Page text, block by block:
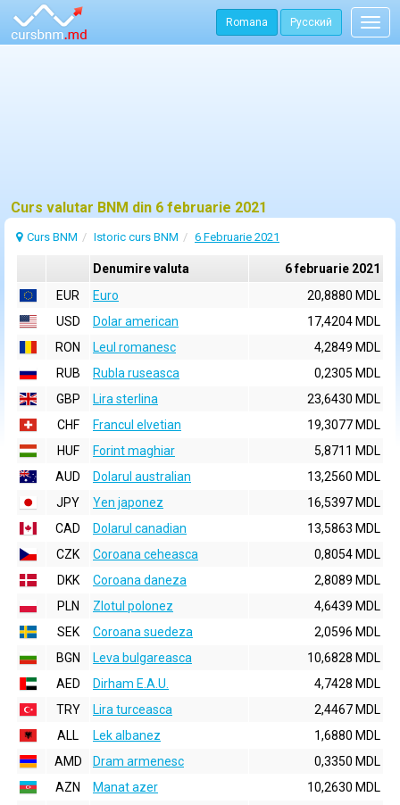
Romana Русский
Curs valutar BNM din 6 februarie 2021
Curs BNM Istoric curs BNM 6 Februarie 2021
Denumire valuta
6 februarie 2021
EUR
Euro
20,8880 MDL
USD
Dolar american
17,4204 MDL
RON
Leul romanesc
4,2849 MDL
RUB
Rubla ruseasca
0,2305 MDL
GBP
Lira sterlina
23,6430 MDL
CHF
Francul elvetian
19,3077 MDL
HUF
Forint maghiar
5,8711 MDL
AUD
Dolarul australian
13,2560 MDL
JPY
Yen japonez
16,5397 MDL
CAD
Dolarul canadian
13,5863 MDL
CZK
Coroana ceheasca
0,8054 MDL
DKK
Coroana daneza
2,8089 MDL
PLN
Zlotul polonez
4,6439 MDL
SEK
Coroana suedeza
2,0596 MDL
BGN
Leva bulgareasca
10,6828 MDL
AED
Dirham E.A.U.
4,7428 MDL
TRY
Lira turceasca
2,4467 MDL
ALL
Lek albanez
1,6880 MDL
AMD
Dram armenesc
0,3350 MDL
AZN
Manat azer
10,2630 MDL